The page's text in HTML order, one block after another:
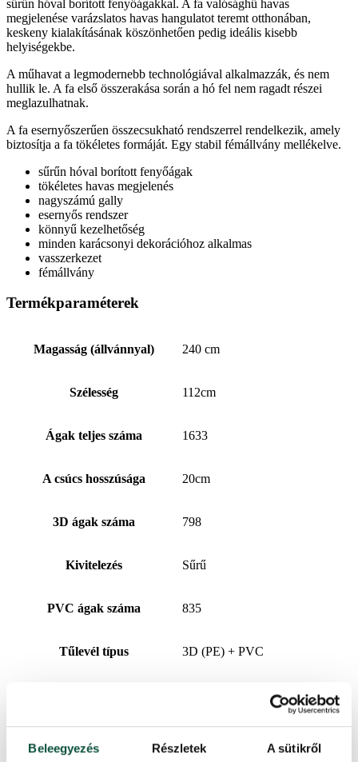
Beleegyezés Részletek A sütikről
sűrűn hóval borított fenyőágakkal. A fa valósághű havas
megjelenése varázslatos havas hangulatot teremt otthonában,
keskeny kialakításának köszönhetően pedig ideális kisebb
helyiségekbe.
A műhavat a legmodernebb technológiával alkalmazzák, és nem
hullik le. A fa első összerakása során a hó fel nem ragadt részei
meglazulhatnak.
A fa esernyőszerűen összecsukható rendszerrel rendelkezik, amely
biztosítja a fa tökéletes formáját. Egy stabil fémállvány mellékelve.
sűrűn hóval borított fenyőágak
tökéletes havas megjelenés
nagyszámú gally
esernyős rendszer
könnyű kezelhetőség
minden karácsonyi dekorációhoz alkalmas
vasszerkezet
fémállvány
Termékparaméterek
Magasság (állvánnyal) 240 cm
Szélesség 112cm
Ágak teljes száma 1633
A csúcs hosszúsága 20cm
3D ágak száma 798
Kivitelezés Sűrű
PVC ágak száma 835
Tűlevél típus 3D (PE) + PVC